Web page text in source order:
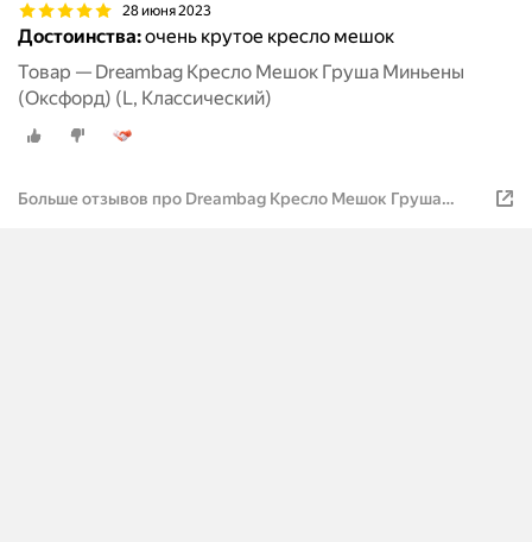
28 июня 2023
Достоинства:очень крутое кресло мешок
Товар — Dreambag Кресло Мешок Груша Миньены
(Оксфорд) (L, Классический)
Больше отзывов про Dreambag Кресло Мешок Груша